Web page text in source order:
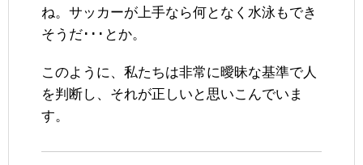
ね。サッカーが上手なら何となく水泳もでき
そうだ･･･とか。
このように、私たちは非常に曖昧な基準で人
を判断し、それが正しいと思いこんでいま
す。